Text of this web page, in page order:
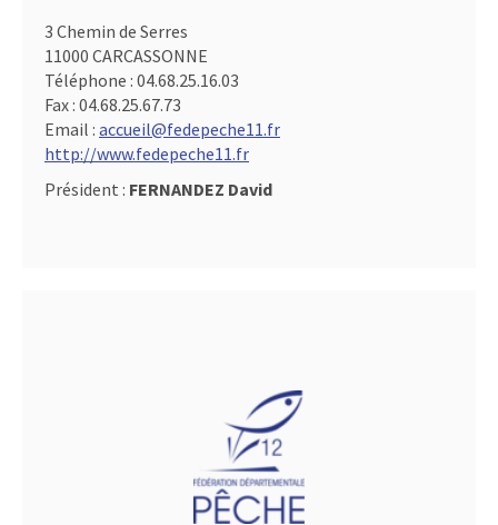
3 Chemin de Serres
11000 CARCASSONNE
Téléphone : 04.68.25.16.03
Fax : 04.68.25.67.73
Email : accueil@fedepeche11.fr
http://www.fedepeche11.fr
Président : FERNANDEZ David